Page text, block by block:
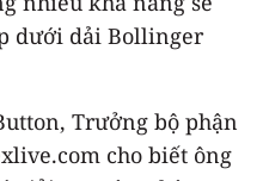
dưới dải Bollinger
Trưởng bộ phận
cho biết ông